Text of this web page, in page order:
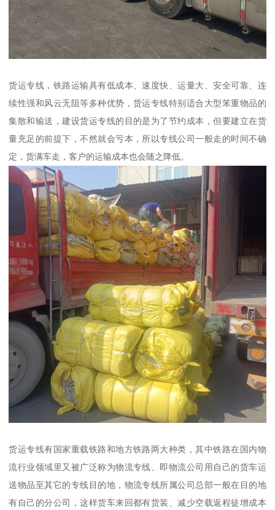
货运专线，铁路运输具有低成本、速度快、运量大、安全可靠、连
续性强和风云无阻等多种优势，货运专线特别适合大型笨重物品的
集散和输送，建设货运专线的目的是为了节约成本，但要建立在货
量充足的前提下，不然就会亏本，所以专线公司一般走的时间不确
定，货满车走，客户的运输成本也会随之降低。
货运专线有国家重载铁路和地方铁路两大种类，其中铁路在国内物
流行业领域里又被广泛称为物流专线、即物流公司用自己的货车运
送物品至其它的专线目的地，物流专线所属公司总部一般在目的地
有自己的分公司，这样货车来回都有货装、减少空载返程徒增成本